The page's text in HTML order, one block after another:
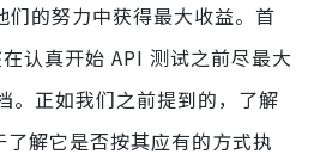
们的努力中获得最大收益。首
认真开始 API 测试之前尽最大
。正如我们之前提到的，了解
了解它是否按其应有的方式执